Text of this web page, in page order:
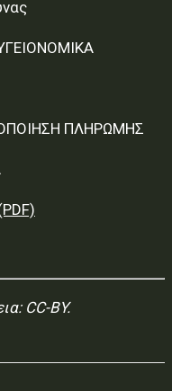
ΠΛΗΡΩΜΗΣ
CC-BY.